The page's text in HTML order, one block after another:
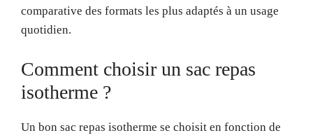
comparative des formats les plus adaptés à un usage
quotidien.
Comment choisir un sac repas
isotherme ?
Un bon sac repas isotherme se choisit en fonction de